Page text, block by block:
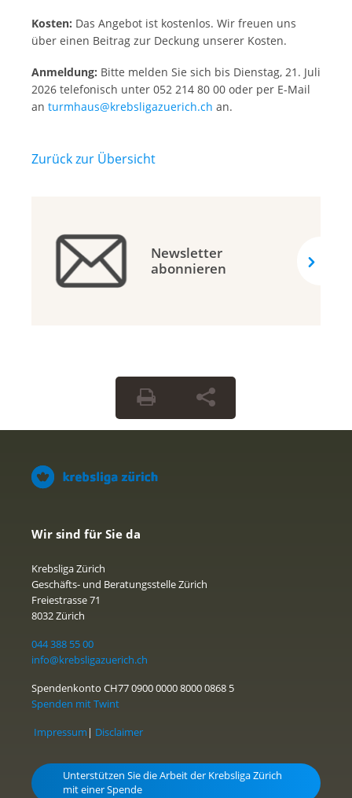
Kosten: Das Angebot ist kostenlos. Wir freuen uns
über einen Beitrag zur Deckung unserer Kosten.
Anmeldung: Bitte melden Sie sich bis Dienstag, 21. Juli
2026 telefonisch unter 052 214 80 00 oder per E-Mail
an turmhaus@krebsligazuerich.ch an.
Zurück zur Übersicht
Newsletter
abonnieren
Wir sind für Sie da
Krebsliga Zürich
Geschäfts- und Beratungsstelle Zürich
Freiestrasse 71
8032 Zürich
044 388 55 00
info@krebsligazuerich.ch
Spendenkonto CH77 0900 0000 8000 0868 5
Spenden mit Twint
Impressum | Disclaimer
Unterstützen Sie die Arbeit der Krebsliga Zürich
mit einer Spende